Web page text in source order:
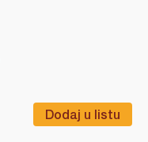
Dodaj u listu